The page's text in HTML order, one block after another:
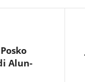
Alun-